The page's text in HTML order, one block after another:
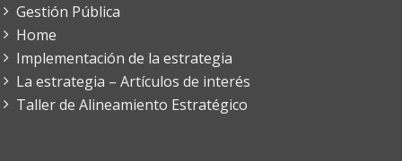
Gestión Pública
Home
Implementación de la estrategia
La estrategia – Artículos de interés
Taller de Alineamiento Estratégico